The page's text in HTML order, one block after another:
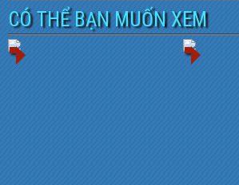
CÓ THỂ BẠN MUỐN XEM